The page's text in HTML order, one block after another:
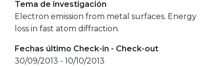
Tema de investigación
Electron emission from metal surfaces. Energy
loss in fast atom diffraction.
Fechas último Check-in - Check-out
30/09/2013 - 10/10/2013